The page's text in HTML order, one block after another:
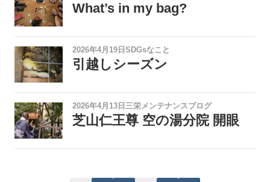
What’s in my bag?
2026年4月19日 SDGsなこと
引越しシーズン
2026年4月13日 三栄メンテナンスブログ
芝山仁王尊 空の湯分院 開眼